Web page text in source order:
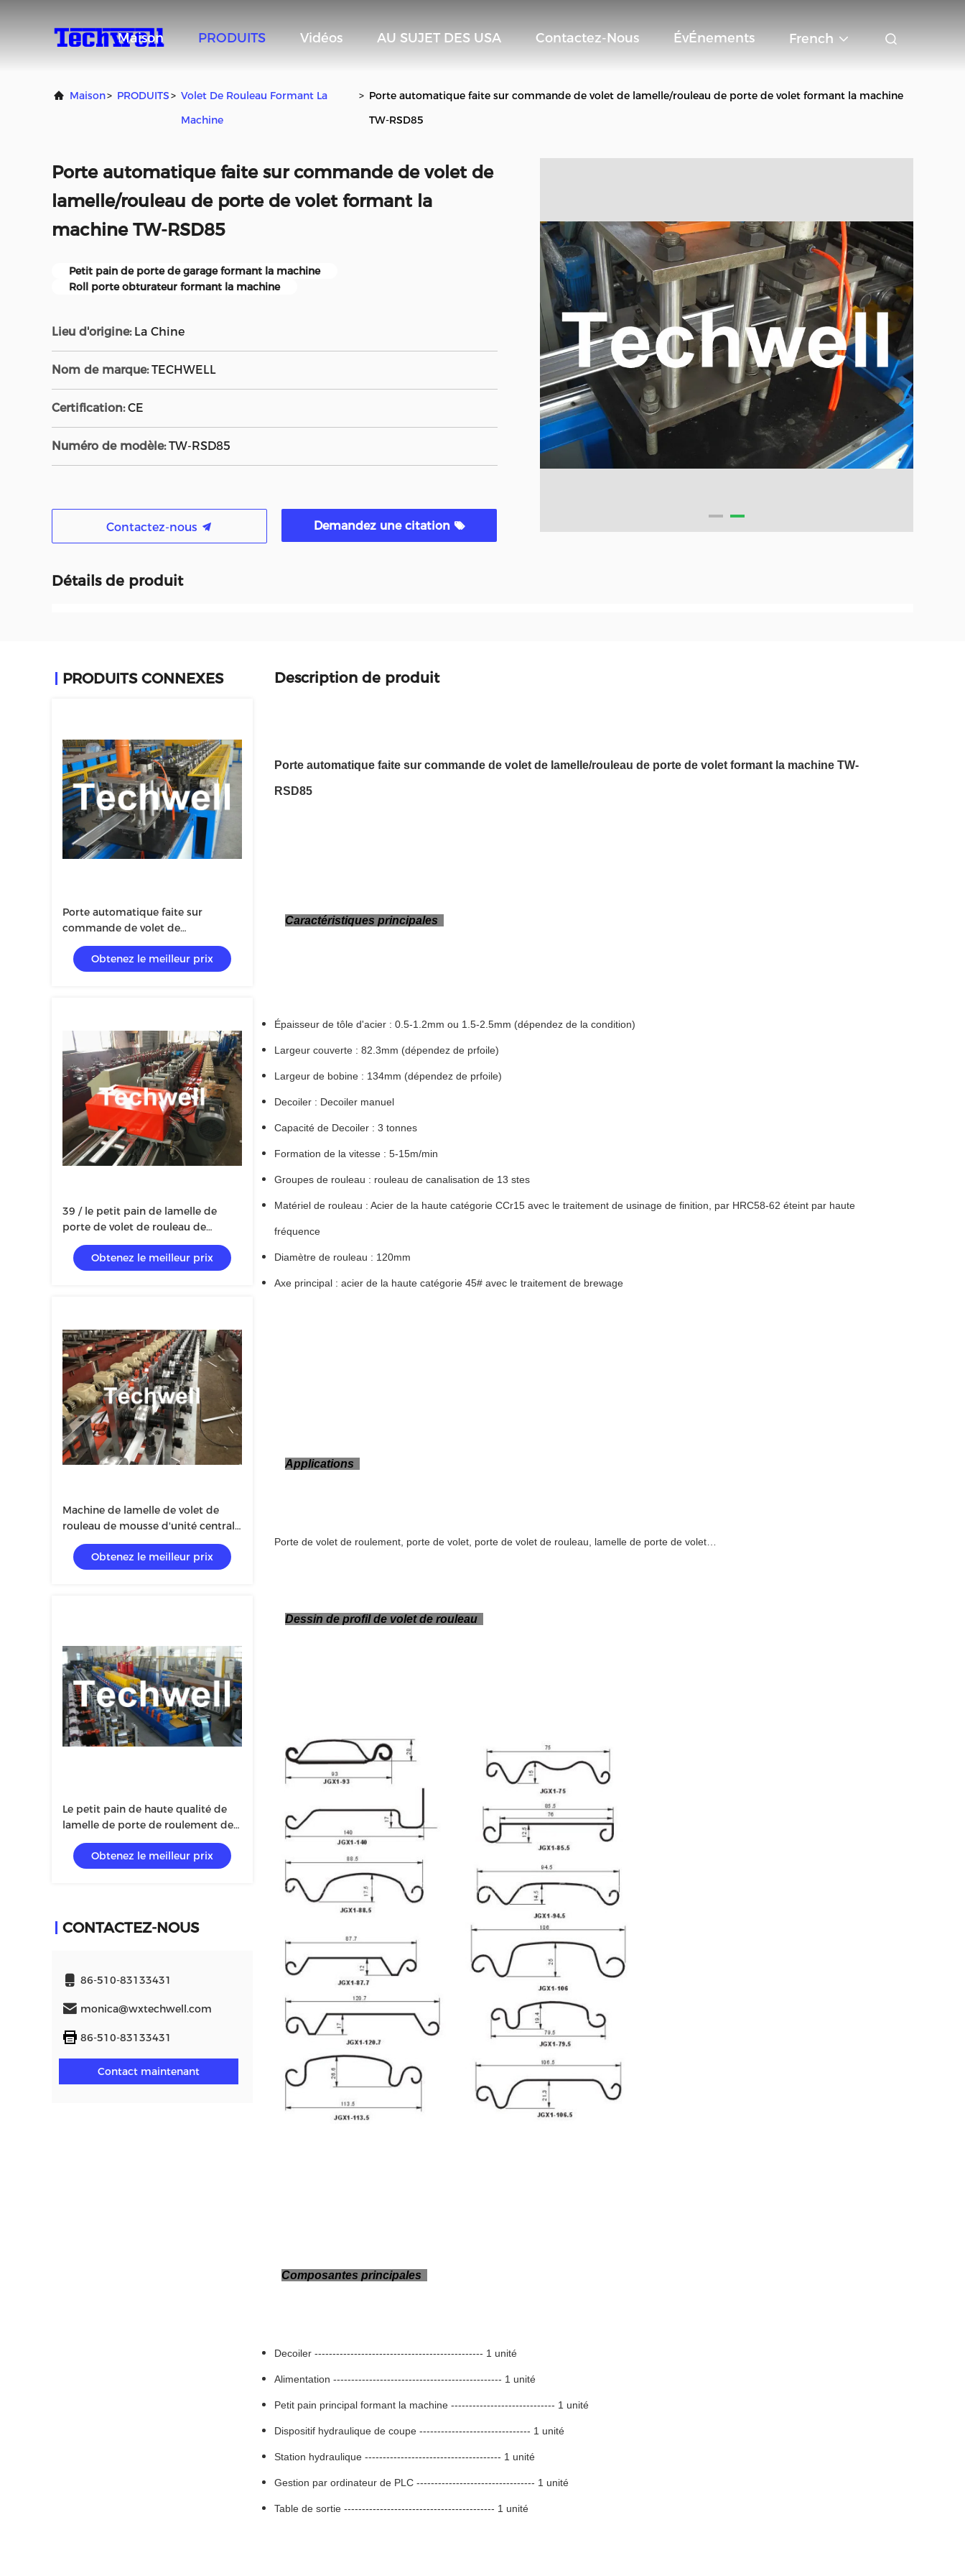
Maison PRODUITS Vidéos AU SUJET DES USA Contactez-Nous ÉvÉnements French
Maison> PRODUITS> Volet De Rouleau Formant La
Machine
> Porte automatique faite sur commande de volet de lamelle/rouleau de porte de volet formant la machine
TW-RSD85
Porte automatique faite sur commande de volet de
lamelle/rouleau de porte de volet formant la
machine TW-RSD85
Petit pain de porte de garage formant la machine
Roll porte obturateur formant la machine
Lieu d'origine: La Chine
Nom de marque: TECHWELL
Certification: CE
Numéro de modèle: TW-RSD85
Contactez-nous Demandez une citation
Détails de produit
PRODUITS CONNEXES
Porte automatique faite sur
commande de volet de
lamelle/rouleau de porte de volet
formant la machine TW-RSD85
Obtenez le meilleur prix
39 / le petit pain de lamelle de
porte de volet de rouleau de
mousse d'unité centrale de
42/45/55/65/77mm formant la
machine avec le vol servo a vu la
Obtenez le meilleur prix
Machine de lamelle de volet de
rouleau de mousse d'unité centrale
de contrôle de fréquence de PLC
avec la colonne de guidage
formant la structure de cadre
Obtenez le meilleur prix
Le petit pain de haute qualité de
lamelle de porte de roulement de
mousse d'unité centrale formant la
machine avec le vol a vu le
cheminement coupé
Obtenez le meilleur prix
CONTACTEZ-NOUS
86-510-83133431
monica@wxtechwell.com
86-510-83133431
Contact maintenant
Description de produit
Porte automatique faite sur commande de volet de lamelle/rouleau de porte de volet formant la machine TW-
RSD85
Caractéristiques principales
Épaisseur de tôle d'acier : 0.5-1.2mm ou 1.5-2.5mm (dépendez de la condition)
Largeur couverte : 82.3mm (dépendez de prfoile)
Largeur de bobine : 134mm (dépendez de prfoile)
Decoiler : Decoiler manuel
Capacité de Decoiler : 3 tonnes
Formation de la vitesse : 5-15m/min
Groupes de rouleau : rouleau de canalisation de 13 stes
Matériel de rouleau : Acier de la haute catégorie CCr15 avec le traitement de usinage de finition, par HRC58-62 éteint par haute
fréquence
Diamètre de rouleau : 120mm
Axe principal : acier de la haute catégorie 45# avec le traitement de brewage
Applications
Porte de volet de roulement, porte de volet, porte de volet de rouleau, lamelle de porte de volet…
Dessin de profil de volet de rouleau
Composantes principales
Decoiler ----------------------------------------------- 1 unité
Alimentation ----------------------------------------------- 1 unité
Petit pain principal formant la machine ----------------------------- 1 unité
Dispositif hydraulique de coupe ------------------------------- 1 unité
Station hydraulique -------------------------------------- 1 unité
Gestion par ordinateur de PLC --------------------------------- 1 unité
Table de sortie ------------------------------------------ 1 unité